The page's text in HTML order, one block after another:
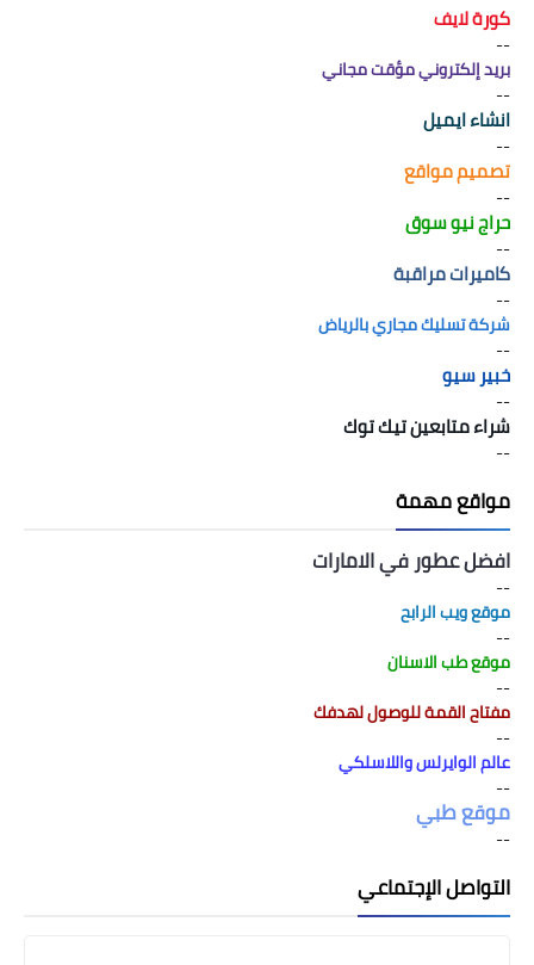
كورة لايف
--
بريد إلكتروني مؤقت مجاني
--
انشاء ايميل
--
تصميم مواقع
--
حراج نيو سوق
--
كاميرات مراقبة
--
شركة تسليك مجاري بالرياض
--
خبير سيو
--
شراء متابعين تيك توك
--
مواقع مهمة
افضل عطور في الامارات
--
موقع ويب الرابح
--
موقع طب الاسنان
--
مفتاح القمة للوصول لهدفك
--
عالم الوايرلس واللاسلكي
--
موقع طبي
--
التواصل الإجتماعي